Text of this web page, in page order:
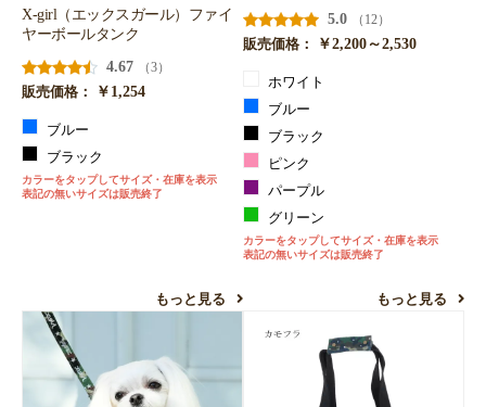
X-girl（エックスガール）ファイ
ヤーボールタンク
4.67
（3）
販売価格：
￥1,254
ブルー
ブラック
カラーをタップしてサイズ・在庫を表示
表記の無いサイズは販売終了
もっと見る
5.0
（12）
販売価格：
￥2,200～2,530
ホワイト
ブルー
ブラック
ピンク
パープル
グリーン
カラーをタップしてサイズ・在庫を表示
表記の無いサイズは販売終了
もっと見る